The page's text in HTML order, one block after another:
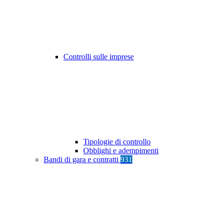
Controlli sulle imprese
Tipologie di controllo
Obblighi e adempimenti
Bandi di gara e contratti 931